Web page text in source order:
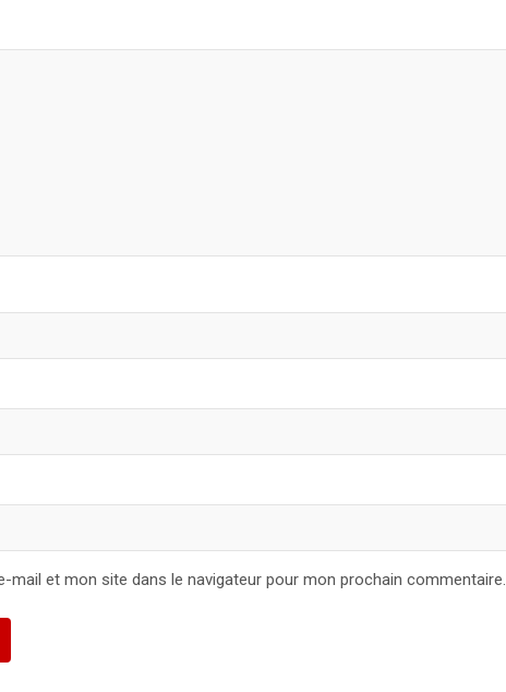
mail et mon site dans le navigateur pour mon prochain commentaire.